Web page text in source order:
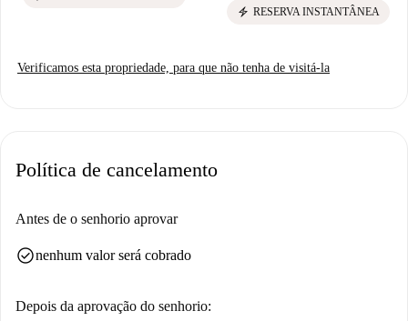
electric_bolt RESERVA INSTANTÂNEA
Verificamos esta propriedade, para que não tenha de visitá-la
Política de cancelamento
Antes de o senhorio aprovar
check_circlenenhum valor será cobrado
Depois da aprovação do senhorio: